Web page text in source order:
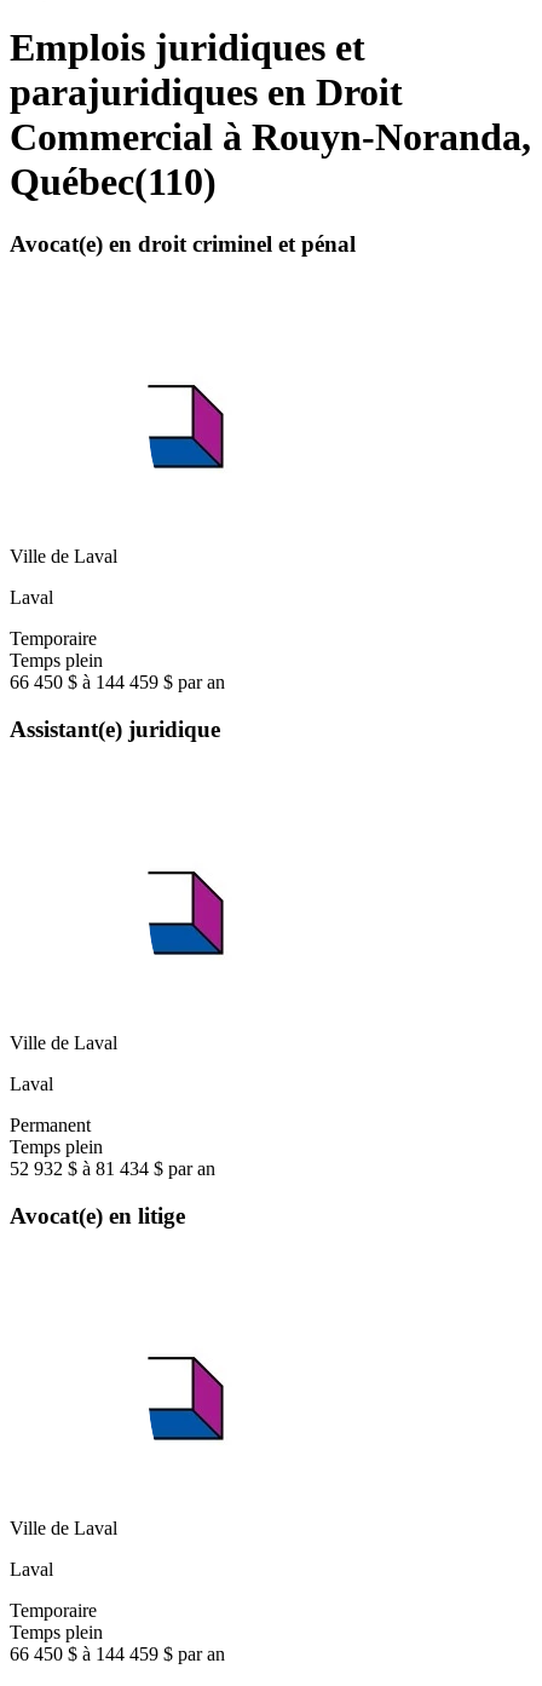
Emplois juridiques et
parajuridiques en Droit
Commercial à Rouyn-Noranda,
Québec(110)
Avocat(e) en droit criminel et pénal
Ville de Laval
Laval
Temporaire
Temps plein
66 450 $ à 144 459 $ par an
Assistant(e) juridique
Ville de Laval
Laval
Permanent
Temps plein
52 932 $ à 81 434 $ par an
Avocat(e) en litige
Ville de Laval
Laval
Temporaire
Temps plein
66 450 $ à 144 459 $ par an